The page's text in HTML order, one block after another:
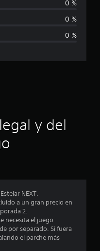
a
f
a
o
s
0 %
0 %
0 %
y del
NEXT.
a un gran precio en
2.
necesita el juego
por separado. Si fuera
el parche más